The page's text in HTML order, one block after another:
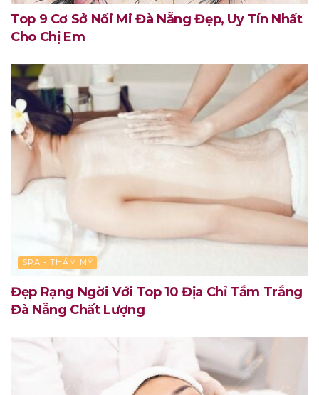
Top 9 Cơ Sở Nối Mi Đà Nẵng Đẹp, Uy Tín Nhất
Cho Chị Em
SPA - THẨM MỸ
Đẹp Rạng Ngời Với Top 10 Địa Chỉ Tắm Trắng
Đà Nẵng Chất Lượng